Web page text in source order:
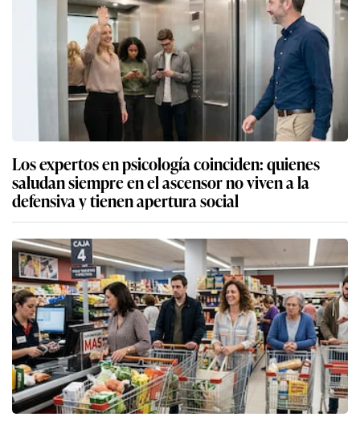
Los expertos en psicología coinciden: quienes
saludan siempre en el ascensor no viven a la
defensiva y tienen apertura social